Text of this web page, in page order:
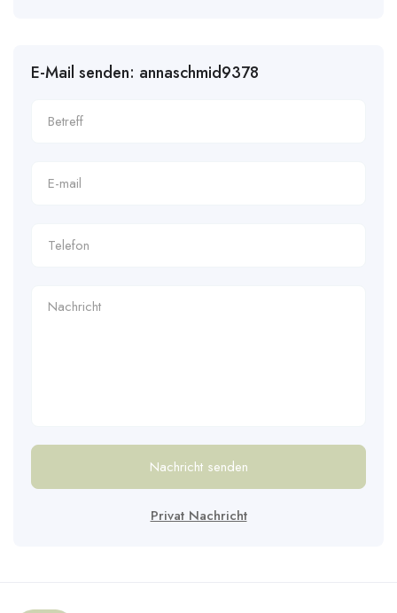
E-Mail senden: annaschmid9378
Nachricht senden
Privat Nachricht